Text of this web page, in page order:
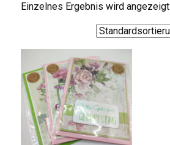
Einzelnes Ergebnis wird angezeigt